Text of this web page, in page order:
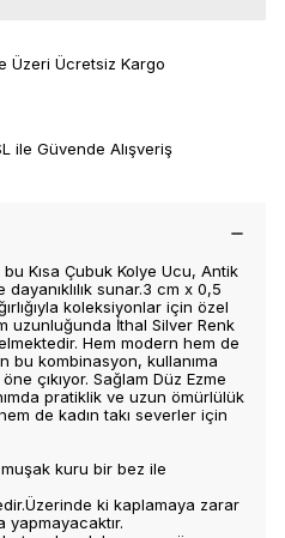
Üzeri Ücretsiz Kargo
ile Güvende Alışveriş
Kısa Çubuk Kolye Ucu, Antik
dayanıklılık sunar.3 cm x 0,5
koleksiyonlar için özel
uzunluğunda İthal Silver Renk
Hem modern hem de
bu kombinasyon, kullanıma
çıkıyor. Sağlam Düz Ezme
pratiklik ve uzun ömürlülük
de kadın takı severler için
kuru bir bez ile
ki kaplamaya zarar